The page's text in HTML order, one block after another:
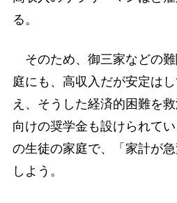
る。
そのため、御三家などの
庭にも、高収入だが安定は
え、そうした経済的困難を
向けの奨学金も設けられて
の生徒の家庭で、「家計が
しよう。